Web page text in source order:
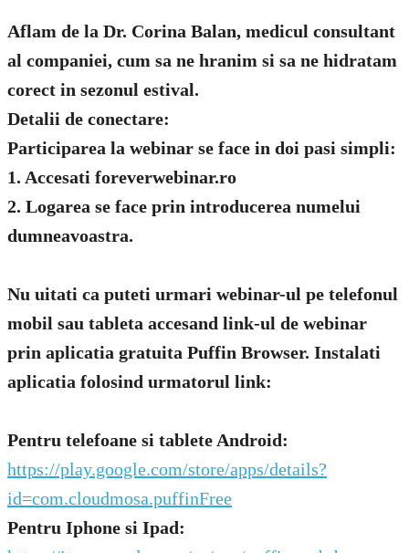
Aflam de la Dr. Corina Balan, medicul consultant
al companiei, cum sa ne hranim si sa ne hidratam
corect in sezonul estival.
Detalii de conectare:
Participarea la webinar se face in doi pasi simpli:
1. Accesati foreverwebinar.ro
2. Logarea se face prin introducerea numelui
dumneavoastra.
Nu uitati ca puteti urmari webinar-ul pe telefonul
mobil sau tableta accesand link-ul de webinar
prin aplicatia gratuita Puffin Browser. Instalati
aplicatia folosind urmatorul link:
Pentru telefoane si tablete Android:
https://play.google.com/store/apps/details?
id=com.cloudmosa.puffinFree
Pentru Iphone si Ipad: